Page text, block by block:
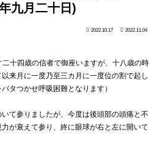
九月二十日)
2022.10.17 2022.11.04
二十四歳の信者で御座いますが、十八歳の時
来月に一度乃至三カ月に一度位の割で起し
タつかせ呼吸困難となります）
て参りましたが、今度は後頭部の頭痛と不
が衰えて参り、終に眼球が右と左に開いて